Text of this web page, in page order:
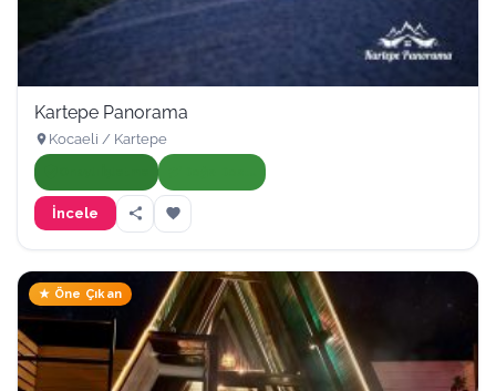
Kartepe Panorama
Kocaeli / Kartepe
İncele
★ Öne Çıkan